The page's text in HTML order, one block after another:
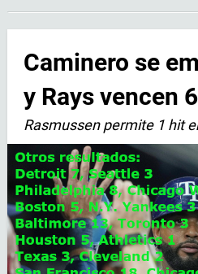
Caminero se
y Rays vencen
Rasmussen permite 1 hit